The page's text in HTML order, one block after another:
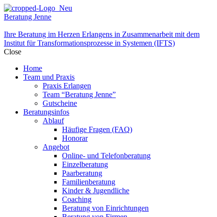
Beratung Jenne
Ihre Beratung im Herzen Erlangens in Zusammenarbeit mit dem
Institut für Transformationsprozesse in Systemen (IFTS)
Close
Home
Team und Praxis
Praxis Erlangen
Team “Beratung Jenne”
Gutscheine
Beratungsinfos
Ablauf
Häufige Fragen (FAQ)
Honorar
Angebot
Online- und Telefonberatung
Einzelberatung
Paarberatung
Familienberatung
Kinder & Jugendliche
Coaching
Beratung von Einrichtungen